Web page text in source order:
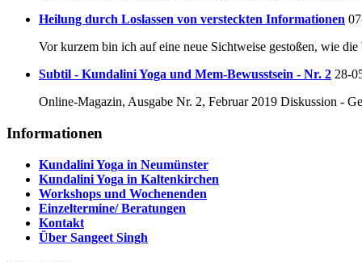
Heilung durch Loslassen von versteckten Informationen
Vor kurzem bin ich auf eine neue Sichtweise gestoßen, wie
Subtil - Kundalini Yoga und Mem-Bewusstsein - Nr. 2 28-
Online-Magazin, Ausgabe Nr. 2, Februar 2019 Diskussion -
Informationen
Kundalini Yoga in Neumünster
Kundalini Yoga in Kaltenkirchen
Workshops und Wochenenden
Einzeltermine/ Beratungen
Kontakt
Über Sangeet Singh